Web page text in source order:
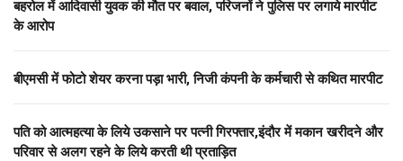
बहरोल में आदिवासी युवक की मौत पर बवाल, परिजनों ने पुलिस पर लगाये मारपीट
के आरोप
बीएमसी में फोटो शेयर करना पड़ा भारी, निजी कंपनी के कर्मचारी से कथित मारपीट
पति को आत्महत्या के लिये उकसाने पर पत्नी गिरफ्तार,इंदौर में मकान खरीदने और
परिवार से अलग रहने के लिये करती थी प्रताड़ित